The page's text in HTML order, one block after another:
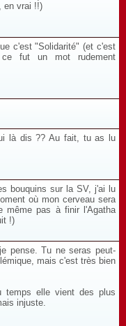
en vrai !!)
c'est "Solidarité" (et c'est
fut un mot rudement
là dis ?? Au fait, tu as lu
bouquins sur la SV, j'ai lu
où mon cerveau sera
même pas à finir l'Agatha
!)
pense. Tu ne seras peut-
mais c'est très bien
temps elle vient des plus
injuste.